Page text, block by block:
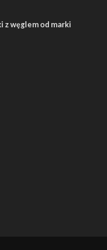
z węglem od marki